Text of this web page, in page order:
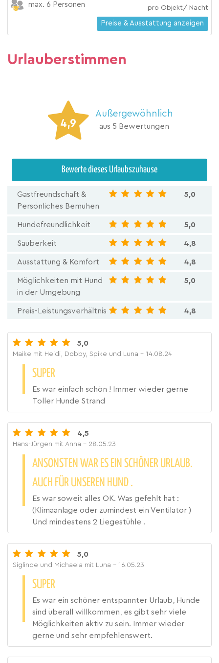
max. 6 Personen pro Objekt/ Nacht
Preise & Ausstattung anzeigen
Urlauberstimmen
4,9
Außergewöhnlich
aus 5 Bewertungen
Bewerte dieses Urlaubszuhause
Gastfreundschaft &
Persönliches Bemühen
5,0
Hundefreundlichkeit 5,0
Sauberkeit 4,8
Ausstattung & Komfort 4,8
Möglichkeiten mit Hund
in der Umgebung
5,0
Preis-Leistungsverhältnis 4,8
5,0
Maike mit Heidi, Dobby, Spike und Luna - 14.08.24
SUPER
Es war einfach schön ! Immer wieder gerne
Toller Hunde Strand
4,5
Hans-Jürgen mit Anna - 28.05.23
ANSONSTEN WAR ES EIN SCHÖNER URLAUB.
AUCH FÜR UNSEREN HUND .
Es war soweit alles OK. Was gefehlt hat :
(Klimaanlage oder zumindest ein Ventilator )
Und mindestens 2 Liegestühle .
5,0
Siglinde und Michaela mit Luna - 16.05.23
SUPER
Es war ein schöner entspannter Urlaub, Hunde
sind überall willkommen, es gibt sehr viele
Möglichkeiten aktiv zu sein. Immer wieder
gerne und sehr empfehlenswert.